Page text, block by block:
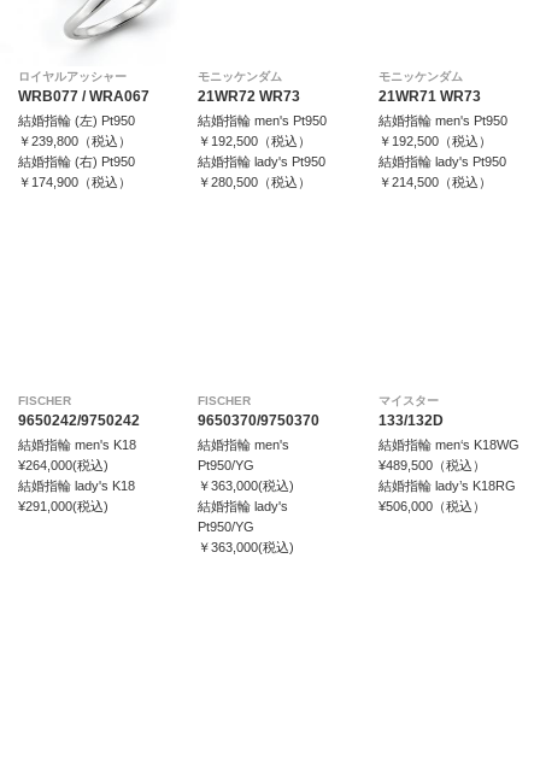
ロイヤルアッシャー
WRB077 / WRA067
結婚指輪 (左) Pt950
￥239,800（税込）
結婚指輪 (右) Pt950
￥174,900（税込）
モニッケンダム
21WR72 WR73
結婚指輪 men's Pt950
￥192,500（税込）
結婚指輪 lady's Pt950
￥280,500（税込）
モニッケンダム
21WR71 WR73
結婚指輪 men's Pt950
￥192,500（税込）
結婚指輪 lady's Pt950
￥214,500（税込）
FISCHER
9650242/9750242
結婚指輪 men's K18
¥264,000(税込)
結婚指輪 lady's K18
¥291,000(税込)
FISCHER
9650370/9750370
結婚指輪 men's
Pt950/YG
￥363,000(税込)
結婚指輪 lady's
Pt950/YG
￥363,000(税込)
マイスター
133/132D
結婚指輪 men‘s K18WG
¥489,500（税込）
結婚指輪 lady’s K18RG
¥506,000（税込）